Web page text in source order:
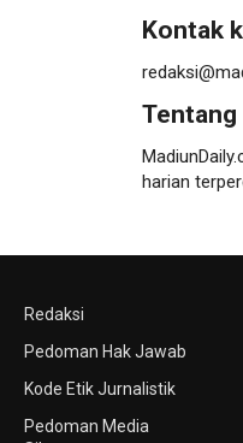
Kontak
Tentang
harian
Redaksi
Pedoman Hak Jawab
Kode Etik Jurnalistik
Pedoman Media